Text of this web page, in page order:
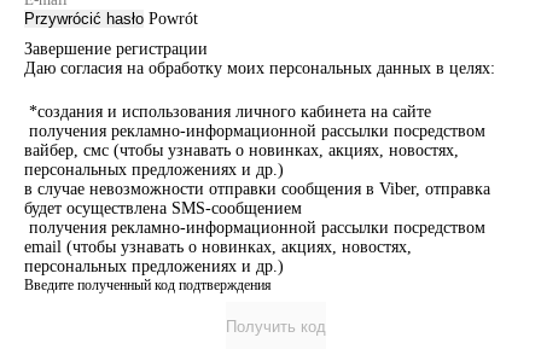
Przywrócić hasło Powrót
Завершение регистрации
Даю согласия на обработку моих персональных данных в целях:
*создания и использования личного кабинета на сайте
получения рекламно-информационной рассылки посредством
вайбер, смс (чтобы узнавать о новинках, акциях, новостях,
персональных предложениях и др.)
в случае невозможности отправки сообщения в Viber, отправка
будет осуществлена SMS-сообщением
получения рекламно-информационной рассылки посредством
email (чтобы узнавать о новинках, акциях, новостях,
персональных предложениях и др.)
Введите полученный код подтверждения
Получить код